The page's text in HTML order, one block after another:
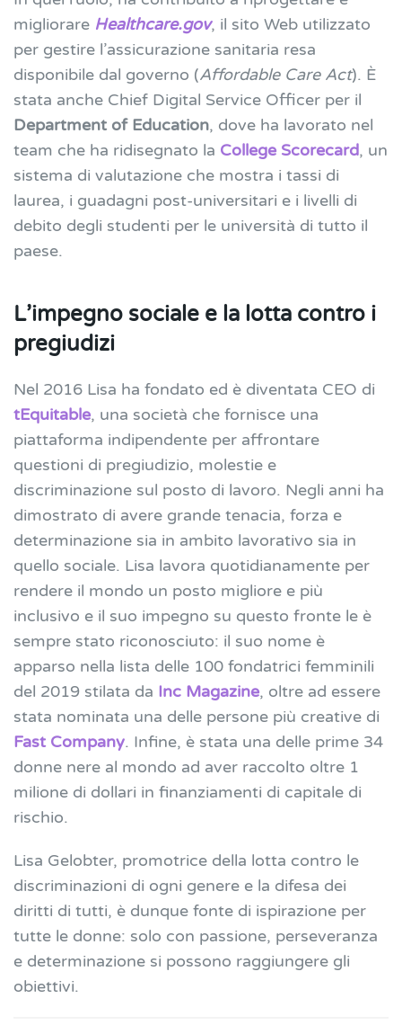
migliorare Healthcare.gov, il sito Web utilizzato
per gestire l’assicurazione sanitaria resa
disponibile dal governo (Affordable Care Act). È
stata anche Chief Digital Service Officer per il
Department of Education, dove ha lavorato nel
team che ha ridisegnato la College Scorecard, un
sistema di valutazione che mostra i tassi di
laurea, i guadagni post-universitari e i livelli di
debito degli studenti per le università di tutto il
paese.
​​L’impegno sociale e la lotta contro i
pregiudizi
Nel 2016 Lisa ha fondato ed è diventata CEO di
tEquitable, una società che fornisce una
piattaforma indipendente per affrontare
questioni di pregiudizio, molestie e
discriminazione sul posto di lavoro. Negli anni ha
dimostrato di avere grande tenacia, forza e
determinazione sia in ambito lavorativo sia in
quello sociale. Lisa lavora quotidianamente per
rendere il mondo un posto migliore e più
inclusivo e il suo impegno su questo fronte le è
sempre stato riconosciuto: il suo nome è
apparso nella lista delle 100 fondatrici femminili
del 2019 stilata da Inc Magazine, oltre ad essere
stata nominata una delle persone più creative di
Fast Company. Infine, è stata una delle prime 34
donne nere al mondo ad aver raccolto oltre 1
milione di dollari in finanziamenti di capitale di
rischio.
Lisa Gelobter, promotrice della lotta contro le
discriminazioni di ogni genere e la difesa dei
diritti di tutti, è dunque fonte di ispirazione per
tutte le donne: solo con passione, perseveranza
e determinazione si possono raggiungere gli
obiettivi.